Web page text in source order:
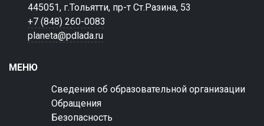
445051, г.Тольятти, пр-т Ст.Разина, 53
+7 (848) 260-0083
planeta@pdlada.ru
МЕНЮ
Сведения об образовательной организации
Обращения
Безопасность